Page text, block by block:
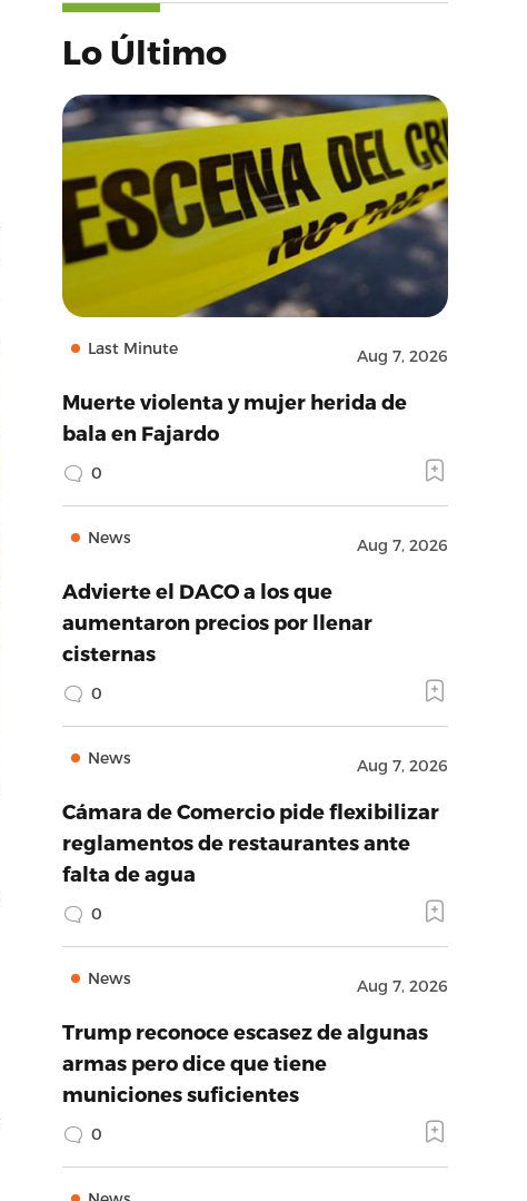
Lo Último
Last Minute Aug 7, 2026
Muerte violenta y mujer herida de
bala en Fajardo
0
News Aug 7, 2026
Advierte el DACO a los que
aumentaron precios por llenar
cisternas
0
News Aug 7, 2026
Cámara de Comercio pide flexibilizar
reglamentos de restaurantes ante
falta de agua
0
News Aug 7, 2026
Trump reconoce escasez de algunas
armas pero dice que tiene
municiones suficientes
0